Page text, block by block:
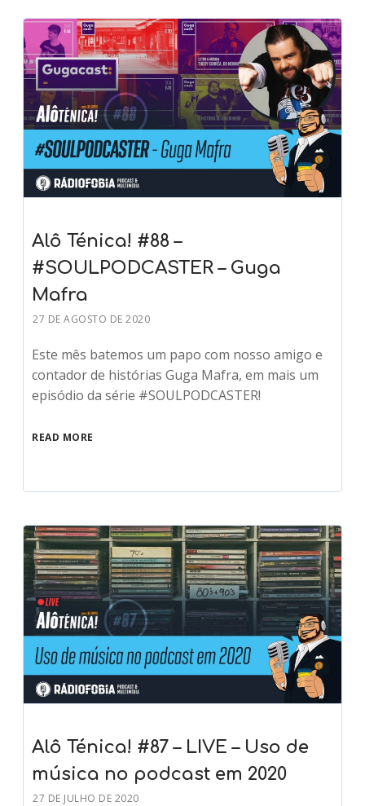
Alô Ténica! #88 –
#SOULPODCASTER – Guga
Mafra
27 DE AGOSTO DE 2020
Este mês batemos um papo com nosso amigo e
contador de histórias Guga Mafra, em mais um
episódio da série #SOULPODCASTER!
READ MORE
Alô Ténica! #87 – LIVE – Uso de
música no podcast em 2020
27 DE JULHO DE 2020